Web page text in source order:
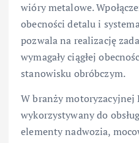
wióry metalowe.
obecności detalu i
pozwala na realizację
wymagały ciągłej
stanowisku obróbczym.
W branży motoryzacyjnej
wykorzystywany do
elementy nadwozia,